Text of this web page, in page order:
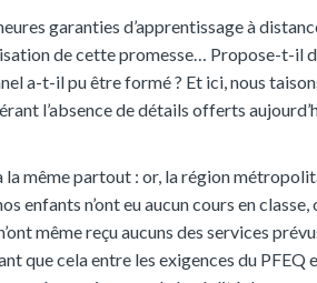
garanties d’apprentissage à
de cette promesse… Propose-t-il
a-t-il pu être formé ? Et ici, nous
l’absence de détails offerts
même partout : or, la région
n’ont eu aucun cours en
même reçu aucuns des services
que cela entre les exigences du PFEQ